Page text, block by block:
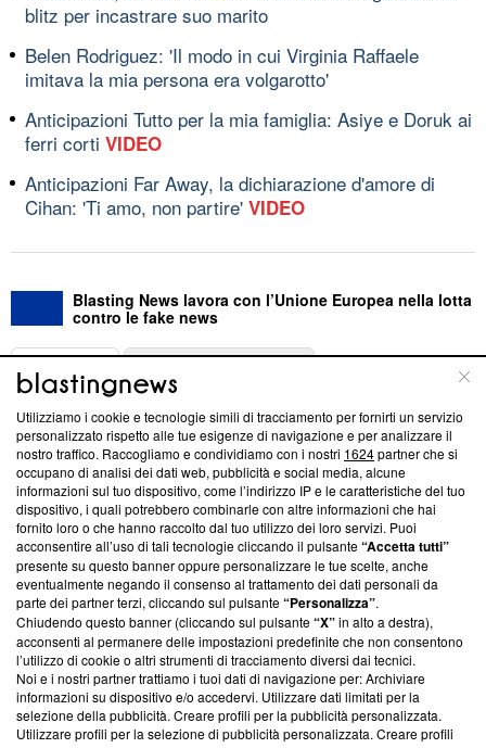
blitz per incastrare suo marito
Belen Rodriguez: 'Il modo in cui Virginia Raffaele
imitava la mia persona era volgarotto'
Anticipazioni Tutto per la mia famiglia: Asiye e Doruk ai
ferri corti VIDEO
Anticipazioni Far Away, la dichiarazione d'amore di
Cihan: 'Ti amo, non partire' VIDEO
Blasting News lavora con l’Unione Europea nella lotta
contro le fake news
ABOUT
Questa sezione offre informazioni trasparenti su Blasting
News, sui nostri processi editoriali e su come ci impegniamo a
creare news di qualità. Inoltre, afferma la nostra aderenza a
‘Trust Project - News with Integrity’Blasting News non è
ancora membro del programma, ma ha richiesto di farne
parte; Trust Project non ha ancora effettuato una verifica di
conformità agli standard.
Su di noi
Team editoriale
Corporate
Redazione
Utilizziamo i cookie e tecnologie simili di tracciamento per fornirti un servizio
personalizzato rispetto alle tue esigenze di navigazione e per analizzare il
nostro traffico. Raccogliamo e condividiamo con i nostri 1624partner che si
occupano di analisi dei dati web, pubblicità e social media, alcune
informazioni sul tuo dispositivo, come l’indirizzo IP e le caratteristiche del tuo
dispositivo, i quali potrebbero combinarle con altre informazioni che hai
fornito loro o che hanno raccolto dal tuo utilizzo dei loro servizi. Puoi
acconsentire all’uso di tali tecnologie cliccando il pulsante“Accetta tutti”
presente su questo banner oppure personalizzare le tue scelte, anche
eventualmente negando il consenso al trattamento dei dati personali da
parte dei partner terzi, cliccando sul pulsante“Personalizza”.
Chiudendo questo banner (cliccando sul pulsante“X”in alto a destra),
acconsenti al permanere delle impostazioni predefinite che non consentono
l’utilizzo di cookie o altri strumenti di tracciamento diversi dai tecnici.
Noi e i nostri partner trattiamo i tuoi dati di navigazione per: Archiviare
informazioni su dispositivo e/o accedervi. Utilizzare dati limitati per la
selezione della pubblicità. Creare profili per la pubblicità personalizzata.
Utilizzare profili per la selezione di pubblicità personalizzata. Creare profili